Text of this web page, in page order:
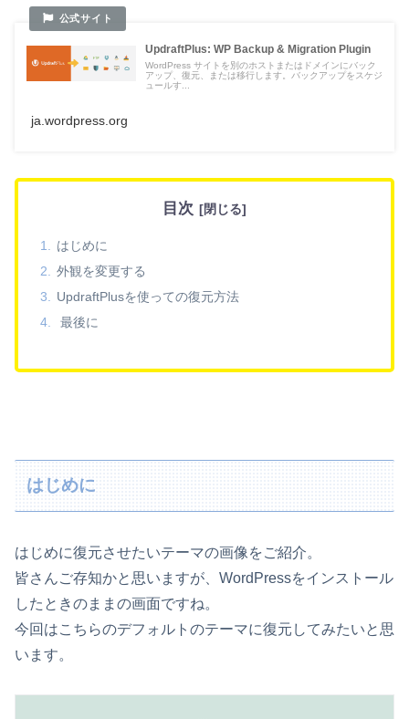
UpdraftPlus: WP Backup & Migration Plugin
WordPress サイトを別のホストまたはドメインにバック
アップ、復元、または移行します。バックアップをスケジ
ュールす...
ja.wordpress.org
目次
はじめに
外観を変更する
UpdraftPlusを使っての復元方法
最後に
はじめに
はじめに復元させたいテーマの画像をご紹介。
皆さんご存知かと思いますが、WordPressをインストール
したときのままの画面ですね。
今回はこちらのデフォルトのテーマに復元してみたいと思
います。